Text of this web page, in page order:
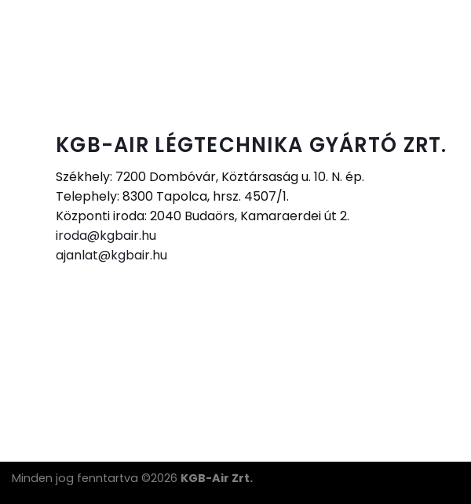
KGB-AIR LÉGTECHNIKA GYÁRTÓ ZRT.
Székhely: 7200 Dombóvár, Köztársaság u. 10. N. ép.
Telephely: 8300 Tapolca, hrsz. 4507/1.
Központi iroda: 2040 Budaörs, Kamaraerdei út 2.
iroda@kgbair.hu
ajanlat@kgbair.hu
Minden jog fenntartva ©2026 KGB-Air Zrt.